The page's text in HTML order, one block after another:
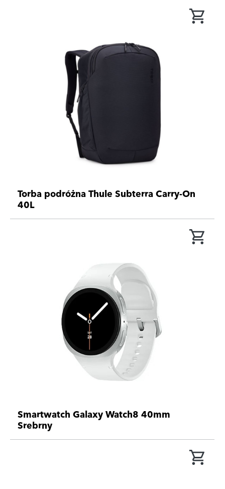
Torba podróżna Thule Subterra Carry-On
40L
Smartwatch Galaxy Watch8 40mm
Srebrny